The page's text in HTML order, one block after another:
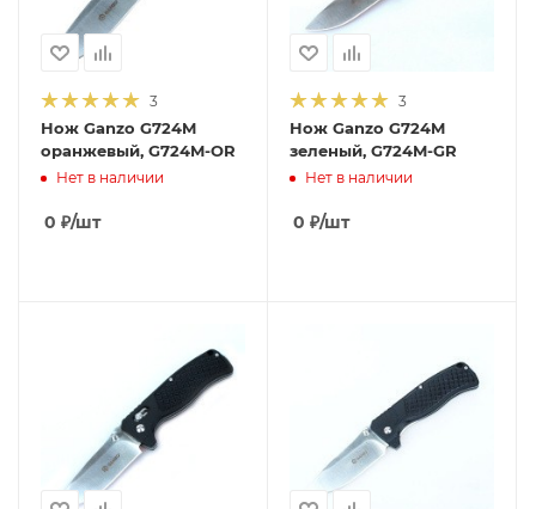
3
Нож Ganzo G724M
оранжевый, G724M-OR
Нет в наличии
0 ₽/шт
3
Нож Ganzo G724M
зеленый, G724M-GR
Нет в наличии
0 ₽/шт